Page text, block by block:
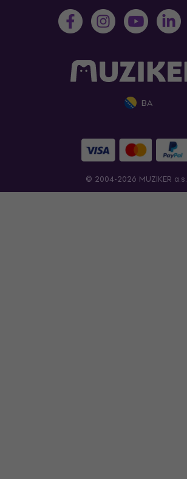
BA
© 2004-2026 MUZIKER a.s.